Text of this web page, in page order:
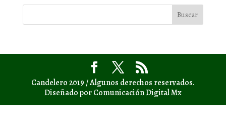
Candelero 2019 / Algunos derechos reservados.
Diseñado por Comunicación Digital Mx